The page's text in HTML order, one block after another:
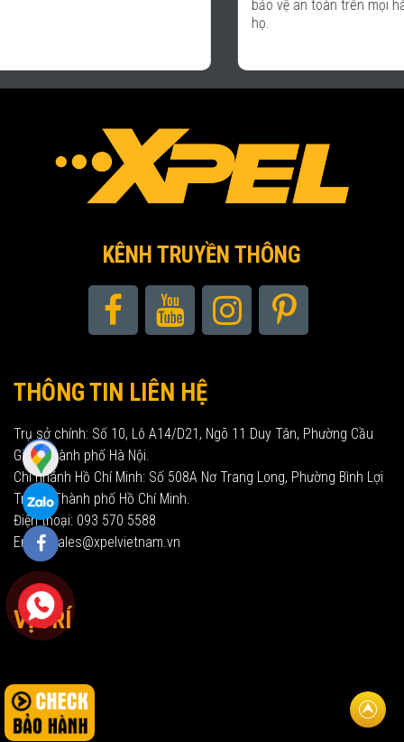
bảo vệ an toàn trên mọi hành trình với chiếc xe thân yêu của
KÊNH TRUYỀN THÔNG
THÔNG TIN LIÊN HỆ
Trụ sở chính: Số 10, Lô A14/D21, Ngõ 11 Duy Tân, Phường Cầu
Giấy, Thành phố Hà Nội.
Chi nhánh Hồ Chí Minh: Số 508A Nơ Trang Long, Phường Bình Lợi
Trung, Thành phố Hồ Chí Minh.
Điện thoại: 093 570 5588
Email: sales@xpelvietnam.vn
VỊ TRÍ
Về đầu